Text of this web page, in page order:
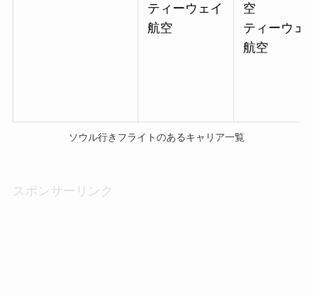
ティーウェイ
航空
空
ティーウェ
航空
ソウル行きフライトのあるキャリア一覧
スポンサーリンク